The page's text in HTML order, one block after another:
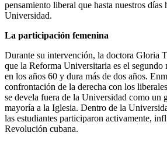
pensamiento liberal que hasta nuestros días
Universidad.
La participación femenina
Durante su intervención, la doctora Gloria
que la Reforma Universitaria es el
en los años 60 y dura más de dos años.
confrontación de la derecha con los
se devela fuera de la Universidad como un
mayoría a la Iglesia. Dentro de la
las estudiantes participaron activamente,
Revolución cubana.